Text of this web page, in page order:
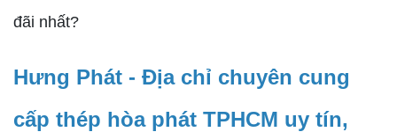
đãi nhất?
Hưng Phát - Địa chỉ chuyên cung
cấp thép hòa phát TPHCM uy tín,